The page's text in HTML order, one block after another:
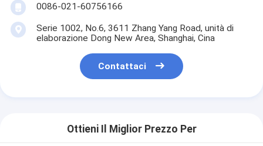
0086-021-60756166
Serie 1002, No.6, 3611 Zhang Yang Road, unità di
elaborazione Dong New Area, Shanghai, Cina
Contattaci
Ottieni Il Miglior Prezzo Per